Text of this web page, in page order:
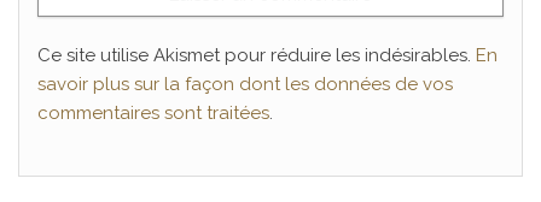
Ce site utilise Akismet pour réduire les indésirables. En
savoir plus sur la façon dont les données de vos
commentaires sont traitées